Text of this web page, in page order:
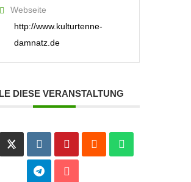
Webseite
http://www.kulturtenne-
damnatz.de
DIESE VERANSTALTUNG